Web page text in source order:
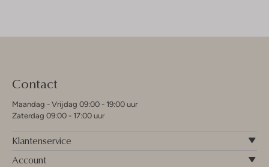
Contact
Maandag - Vrijdag 09:00 - 19:00 uur
Zaterdag 09:00 - 17:00 uur
Klantenservice
Account